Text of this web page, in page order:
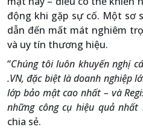
động khi gặp sự cố. Một sơ
dẫn đến mất mát nghiêm
và uy tín thương hiệu.
“Chúng tôi luôn khuyến nghị
.VN, đặc biệt là doanh nghiệp
lớp bảo mật cao nhất – và
những công cụ hiệu quả nhất
chia sẻ.